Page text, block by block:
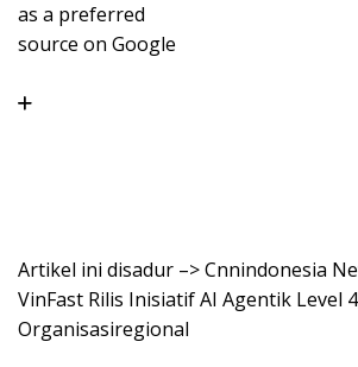
as a preferred
source on Google
Artikel ini disadur –> Cnnindonesia
VinFast Rilis Inisiatif AI Agentik Level
Organisasiregional